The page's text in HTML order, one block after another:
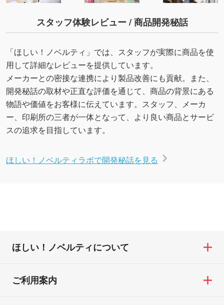
スタッフ体験レビュー / 商品開発秘話
「ほしい！ノベルティ」では、スタッフが実際に商品を使
用して詳細なレビューを提供しています。
メーカーとの密接な連携により製品改善にも貢献。また、
開発秘話の取材や正直な評価を通じて、商品の背景にある
物語や価値をお客様に伝えています。スタッフ、メーカ
ー、印刷所の三者が一体となって、より良い商品とサービ
スの追求を目指しています。
ほしい！ノベルティラボで開発秘話を見る
ほしい！ノベルティについて
ご利用案内